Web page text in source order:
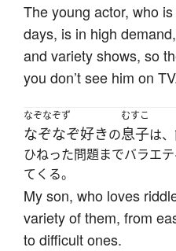
The young actor, who
days, is in high
and variety shows, so
you don’t see him on
なぞなぞず
なぞなぞ好きの
むすこ
息子は
ひねった問題までバラエ
てくる。
My son, who loves
variety of them, from
to difficult ones.